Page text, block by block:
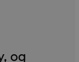
og